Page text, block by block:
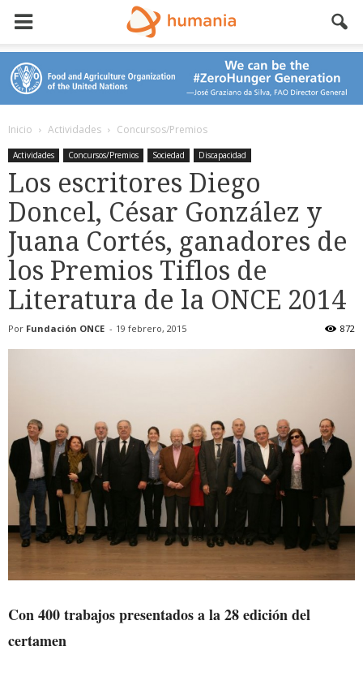
Inicio Actividades Concursos/Premios
Actividades Concursos/Premios Sociedad Discapacidad
Los escritores Diego
Doncel, César González y
Juana Cortés, ganadores de
los Premios Tiflos de
Literatura de la ONCE 2014
Por Fundación ONCE - 19 febrero, 2015 872
Con 400 trabajos presentados a la 28 edición del
certamen